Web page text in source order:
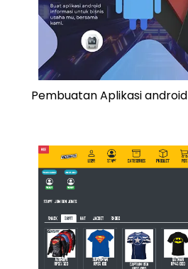
Pembuatan Aplikasi android